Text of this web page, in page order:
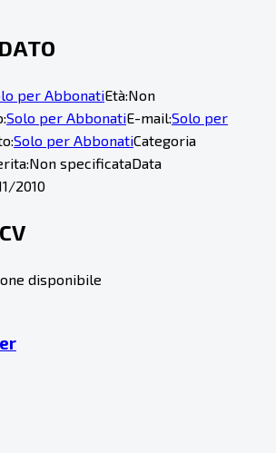
per AbbonatiEtà:Non
Solo per AbbonatiE-mail:Solo per
Solo per AbbonatiCategoria
Non specificataData
2010
disponibile